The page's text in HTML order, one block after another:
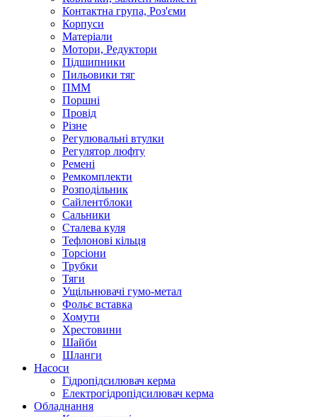
Контактна група, Роз'єми
Корпуси
Матеріали
Мотори, Редуктори
Підшипники
Пильовики тяг
ПММ
Поршні
Провід
Різне
Регулювальні втулки
Регулятор люфту
Ремені
Ремкомплекти
Розподільник
Сайлентблоки
Сальники
Сталева куля
Тефлонові кільця
Торсіони
Трубки
Тяги
Ущільнювачі гумо-метал
Фольє вставка
Хомути
Хрестовини
Шайби
Шланги
Насоси
Гідропідсилювач керма
Електрогідропідсилювач керма
Обладнання